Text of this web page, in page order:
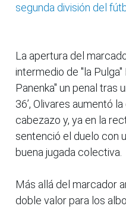
segunda división del
La apertura del
intermedio de "la Pulga"
Panenka" un penal tras
36’, Olivares aumentó
cabezazo y, ya en la
sentenció el duelo con
buena jugada colectiva.
Más allá del marcador
doble valor para los